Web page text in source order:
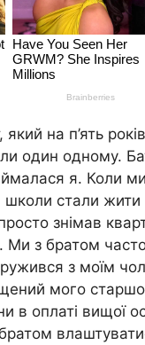
який на п’ять
один одному.
я. Коли
школи стали жити
знімав
з братом
з моїм
мого
в оплаті вищої